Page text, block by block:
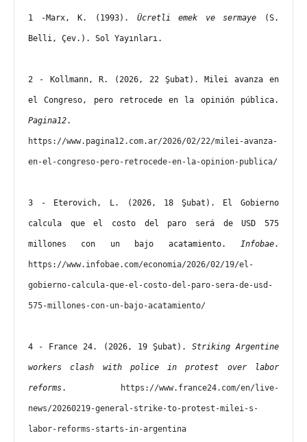
1 -Marx, K. (1993). Ücretli emek ve sermaye (S.
Belli, Çev.). Sol Yayınları.
2 - Kollmann, R. (2026, 22 Şubat). Milei avanza en
Pagina12
https://www.pagina12.com.ar/2026/02/22/milei-avanza-
en-el-congreso-pero-retrocede-en-la-opinion-publica/
3 - Eterovich, L. (2026, 18 Şubat). El Gobierno
calcula que el costo del paro será de USD 575
millones con un bajo acatamiento. Infobae
https://www.infobae.com/economia/2026/02/19/el-
gobierno-calcula-que-el-costo-del-paro-sera-de-usd-
575-millones-con-un-bajo-acatamiento/
4 - France 24. (2026, 19 Şubat). Striking Argentine
workers clash with police in protest over labor
reforms. https://www.france24.com/en/live-
news/20260219-general-strike-to-protest-milei-s-
labor-reforms-starts-in-argentina